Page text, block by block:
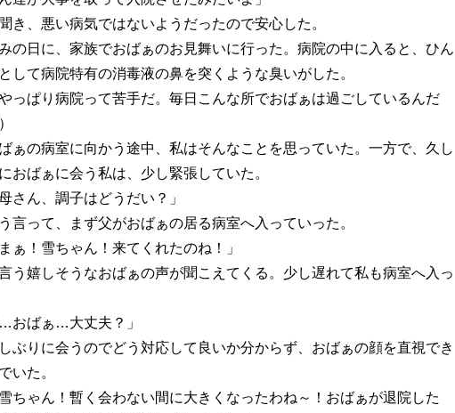
き、悪い病気ではないようだったので安心した。
の日に、家族でおばぁのお見舞いに行った。病院の中に入ると、ひん
して病院特有の消毒液の鼻を突くような臭いがした。
っぱり病院って苦手だ。毎日こんな所でおばぁは過ごしているんだ
ぁの病室に向かう途中、私はそんなことを思っていた。一方で、久し
おばぁに会う私は、少し緊張していた。
さん、調子はどうだい？」
言って、まず父がおばぁの居る病室へ入っていった。
ぁ！雪ちゃん！来てくれたのね！」
う嬉しそうなおばぁの声が聞こえてくる。少し遅れて私も病室へ入っ
ばぁ…大丈夫？」
ぶりに会うのでどう対応して良いか分からず、おばぁの顔を直視でき
いた。
ちゃん！暫く会わない間に大きくなったわね～！おばぁが退院した